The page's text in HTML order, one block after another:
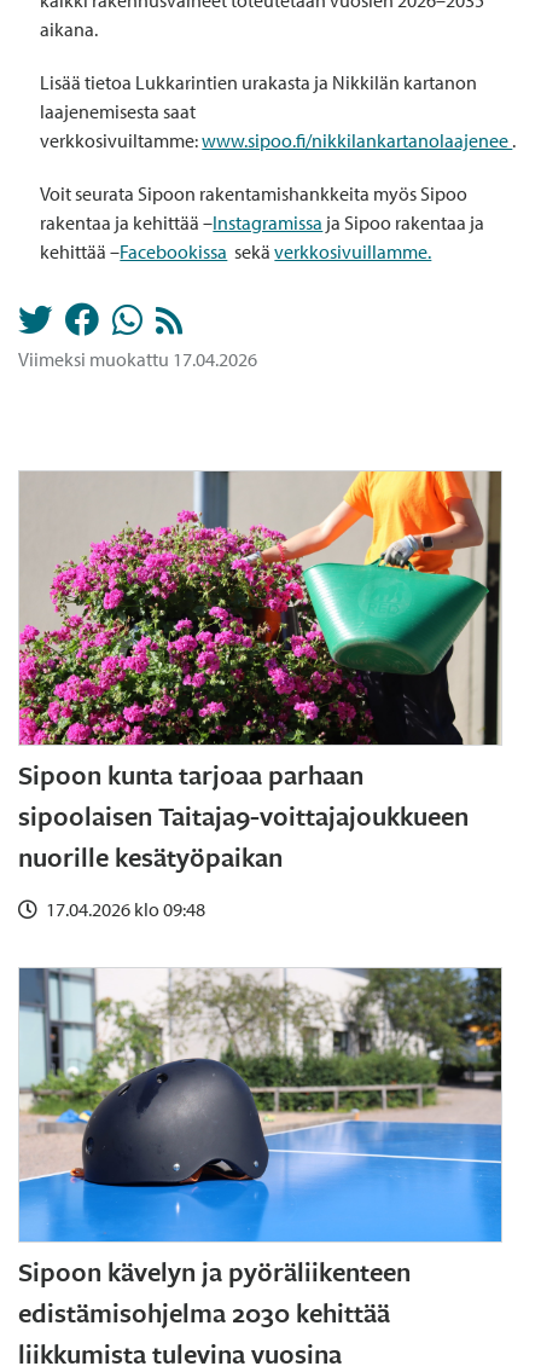
aikana.
Lisää tietoa Lukkarintien urakasta ja Nikkilän kartanon
laajenemisesta saat
verkkosivuiltamme:www.sipoo.fi/nikkilankartanolaajenee .
Voit seurata Sipoon rakentamishankkeita myös Sipoo
rakentaa ja kehittää –Instagramissa ja Sipoo rakentaa ja
kehittää –Facebookissa sekäverkkosivuillamme.
Viimeksi muokattu 17.04.2026
Sipoon kunta tarjoaa parhaan
sipoolaisen Taitaja9-voittajajoukkueen
nuorille kesätyöpaikan
17.04.2026 klo 09:48
Sipoon kävelyn ja pyöräliikenteen
edistämisohjelma 2030 kehittää
liikkumista tulevina vuosina